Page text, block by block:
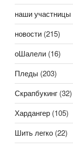
наши участницы
новости (215)
оШалели (16)
Пледы (203)
Скрапбукинг (32)
Хардангер (105)
Шить легко (22)